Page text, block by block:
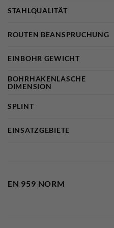
STAHLQUALITÄT
ROUTEN BEANSPRUCHUNG
EINBOHR GEWICHT
BOHRHAKENLASCHE
DIMENSION
SPLINT
EINSATZGEBIETE
EN 959 NORM